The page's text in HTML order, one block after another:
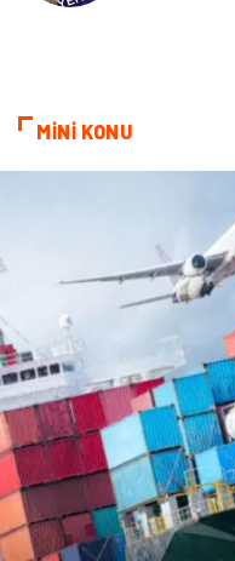
Yazı Tahtaları
MİNİ KONU